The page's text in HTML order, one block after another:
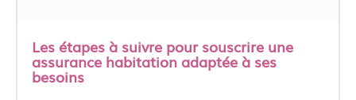
Les étapes à suivre pour souscrire une
assurance habitation adaptée à ses
besoins